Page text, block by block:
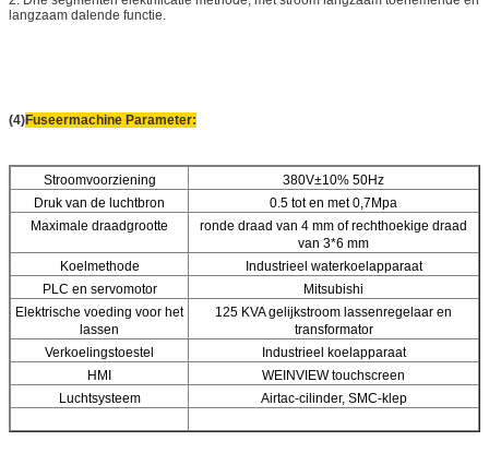
langzaam dalende functie.
(4)Fuseermachine Parameter:
Stroomvoorziening
380V±10% 50Hz
Druk van de luchtbron
0.5 tot en met 0,7Mpa
Maximale draadgrootte
ronde draad van 4 mm of rechthoekige draad
van 3*6 mm
Koelmethode
Industrieel waterkoelapparaat
PLC en servomotor
Mitsubishi
Elektrische voeding voor het
lassen
125 KVA gelijkstroom lassenregelaar en
transformator
Verkoelingstoestel
Industrieel koelapparaat
HMI
WEINVIEW touchscreen
Luchtsysteem
Airtac-cilinder, SMC-klep